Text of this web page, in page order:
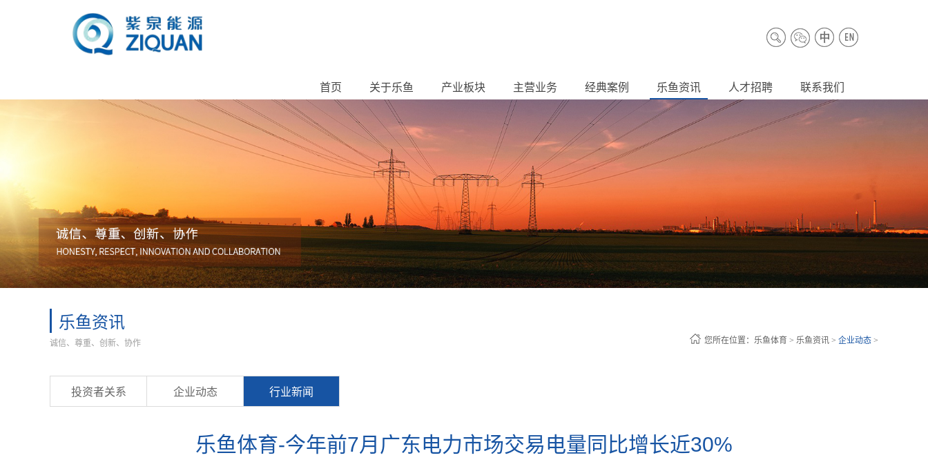
首页 关于乐鱼 产业板块 主营业务 经典案例 乐鱼资讯 人才招聘 联系我们
乐鱼资讯
诚信、尊重、创新、协作 您所在位置： 乐鱼体育 > 乐鱼资讯 > 企业动态 >
投资者关系 企业动态 行业新闻
乐鱼体育-今年前7月广东电力市场交易电量同比增长近30%